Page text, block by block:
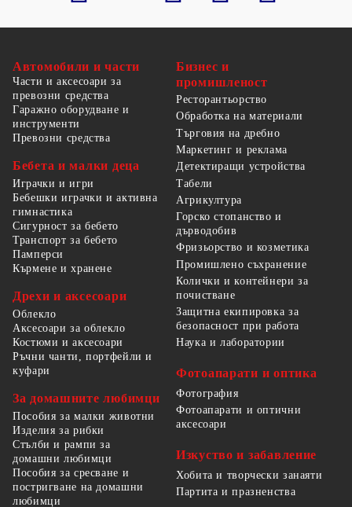
Автомобили и части
Части и аксесоари за
превозни средства
Гаражно оборудване и
инструменти
Превозни средства
Бебета и малки деца
Играчки и игри
Бебешки играчки и активна
гимнастика
Сигурност за бебето
Транспорт за бебето
Памперси
Кърмене и хранене
Дрехи и аксесоари
Облекло
Аксесоари за облекло
Костюми и аксесоари
Ръчни чанти, портфейли и
куфари
За домашните любимци
Пособия за малки животни
Изделия за рибки
Стълби и рампи за
домашни любимци
Пособия за сресване и
постригване на домашни
любимци
Бизнес и
промишленост
Ресторантьорство
Обработка на материали
Търговия на дребно
Маркетинг и реклама
Детектиращи устройства
Табели
Агрикултура
Горско стопанство и
дърводобив
Фризьорство и козметика
Промишлено съхранение
Колички и контейнери за
почистване
Защитна екипировка за
безопасност при работа
Наука и лаборатории
Фотоапарати и оптика
Фотография
Фотоапарати и оптични
аксесоари
Изкуство и забавление
Хобита и творчески занаяти
Партита и празненства